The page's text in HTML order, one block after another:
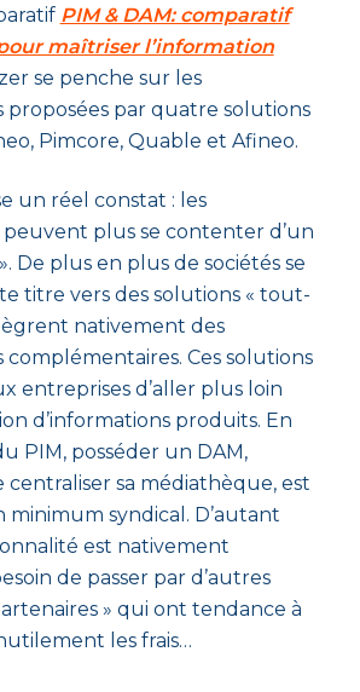
PIM & DAM: comparatif
maîtriser l’information
se penche sur les
par quatre solutions
Pimcore, Quable et Afineo.
un réel constat : les
plus se contenter d’un
De plus en plus de sociétés se
titre vers des solutions « tout-
nativement des
Ces solutions
entreprises d’aller plus loin
d’informations produits. En
PIM, posséder un DAM,
sa médiathèque, est
minimum syndical. D’autant
est nativement
de passer par d’autres
» qui ont tendance à
les frais…